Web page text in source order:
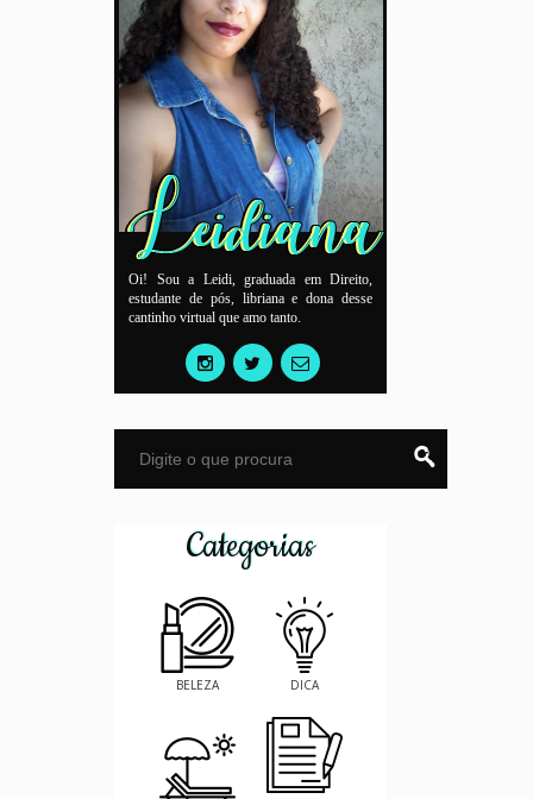
Oi! Sou a Leidi, graduada em Direito,
estudante de pós, libriana e dona desse
cantinho virtual que amo tanto.
Categorias
BELEZA DICA